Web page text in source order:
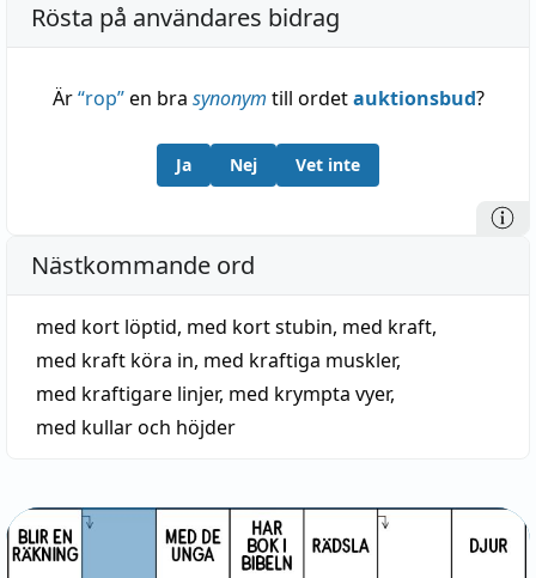
Rösta på användares bidrag
Är“rop”en bra synonym till ordetauktionsbud?
Ja Nej Vet inte
Nästkommande ord
med kort löptid, med kort stubin, med kraft,
med kraft köra in, med kraftiga muskler,
med kraftigare linjer, med krympta vyer,
med kullar och höjder